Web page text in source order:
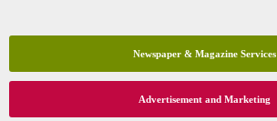
Newspaper & Magazine Services
Advertisement and Marketing